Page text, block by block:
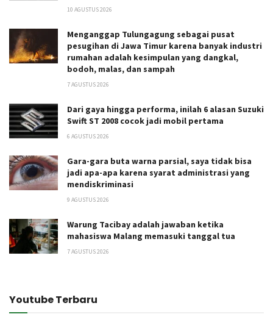
10 AGUSTUS 2026
Menganggap Tulungagung sebagai pusat
pesugihan di Jawa Timur karena banyak industri
rumahan adalah kesimpulan yang dangkal,
bodoh, malas, dan sampah
7 AGUSTUS 2026
Dari gaya hingga performa, inilah 6 alasan Suzuki
Swift ST 2008 cocok jadi mobil pertama
6 AGUSTUS 2026
Gara-gara buta warna parsial, saya tidak bisa
jadi apa-apa karena syarat administrasi yang
mendiskriminasi
9 AGUSTUS 2026
Warung Tacibay adalah jawaban ketika
mahasiswa Malang memasuki tanggal tua
7 AGUSTUS 2026
Youtube Terbaru